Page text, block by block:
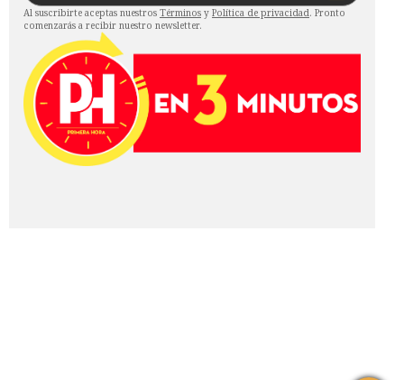
Al suscribirte aceptas nuestros Términos y Política de privacidad. Pronto
comenzarás a recibir nuestro newsletter.